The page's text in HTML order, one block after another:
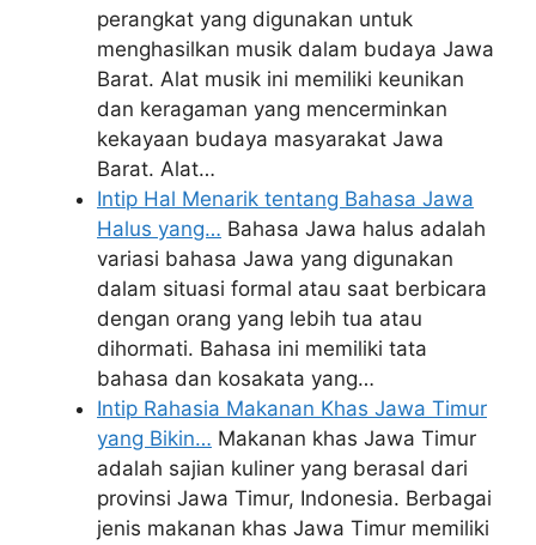
perangkat yang digunakan untuk
menghasilkan musik dalam budaya Jawa
Barat. Alat musik ini memiliki keunikan
dan keragaman yang mencerminkan
kekayaan budaya masyarakat Jawa
Barat. Alat…
Intip Hal Menarik tentang Bahasa Jawa
Halus yang… Bahasa Jawa halus adalah
variasi bahasa Jawa yang digunakan
dalam situasi formal atau saat berbicara
dengan orang yang lebih tua atau
dihormati. Bahasa ini memiliki tata
bahasa dan kosakata yang…
Intip Rahasia Makanan Khas Jawa Timur
yang Bikin… Makanan khas Jawa Timur
adalah sajian kuliner yang berasal dari
provinsi Jawa Timur, Indonesia. Berbagai
jenis makanan khas Jawa Timur memiliki